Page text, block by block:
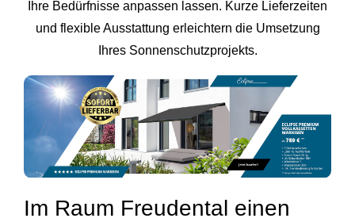
Ihre Bedürfnisse anpassen lassen. Kurze Lieferzeiten
und flexible Ausstattung erleichtern die Umsetzung
Ihres Sonnenschutzprojekts.
Im Raum Freudental einen